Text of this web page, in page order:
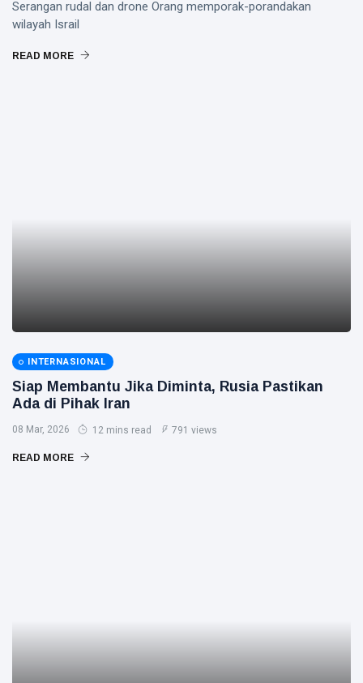
Serangan rudal dan drone Orang memporak-porandakan
wilayah Israil
READ MORE
INTERNASIONAL
Siap Membantu Jika Diminta, Rusia Pastikan
Ada di Pihak Iran
08 Mar, 2026 12 mins read 791 views
READ MORE